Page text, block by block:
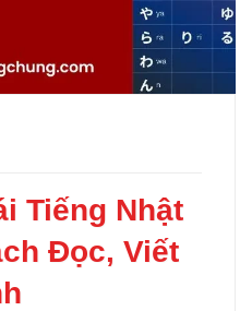
Tiếng Nhật
Đọc, Viết